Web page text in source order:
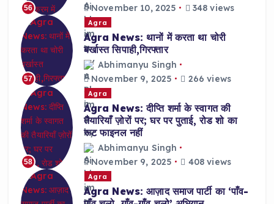
56
November 10, 2025
348 views
57
Agra
Agra News: थानों में करता था चोरी
बर्खास्त सिपाही,गिरफ्तार
Abhimanyu Singh
November 9, 2025
266 views
58
Agra
Agra News: दीप्ति शर्मा के स्वागत की
तैयारियाँ ज़ोरों पर; घर पर पुताई, रोड शो का
रूट फाइनल नहीं
Abhimanyu Singh
November 9, 2025
408 views
Agra
Agra News: आज़ाद समाज पार्टी का ‘पाँव-